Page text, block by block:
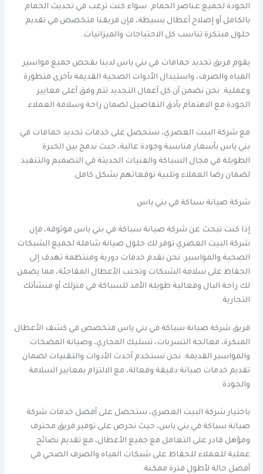
الجودة لجميع عناصر الحمام. سواء كنت ترغب في تحديث الحمام
بالكامل أو إصلاح أعطال بسيطة، فإن فريقنا متخصص في تقديم
حلول مبتكرة تناسب كل الاحتياجات والميزانيات.
يقوم فريق تجديد حمامات في بني ياس لدينا بفحص جميع مواسير
المياه والصرف، واستبدال الأدوات الصحية القديمة بأخرى متطورة
وعملية. نحن نضمن أن كل أعمال التجديد تتم وفق أعلى معايير
الجودة مع الاهتمام بأدق التفاصيل لضمان راحة وسلامة العملاء.
مع شركة البيت العصري، ستحصل على خدمات تجديد حمامات في
بني ياس بأسعار مناسبة وجودة عالية، حيث ندمج بين الخبرة
الطويلة في مجال السباكة والفنيات الحديثة في التصميم والتنفيذ
لضمان رضا العملاء وتلبية توقعاتهم بشكل كامل.
شركة صيانة سباكة في بني ياس
إذا كنت تبحث عن شركة صيانة سباكة في بني ياس موثوقة، فإن
شركة البيت العصري توفر لك حلول صيانة شاملة لجميع الشبكات
الصحية والمواسير. نحن نقدم خدمات دورية ومنتظمة تهدف إلى
الحفاظ على سلامة الشبكات وتجنب الأعطال المفاجئة، مما يضمن
لك راحة البال وفعالية طويلة الأمد للسباكة في منزلك أو منشأتك
التجارية.
فريق شركة صيانة سباكة في بني ياس متخصص في كشف الأعطال
المبكرة، معالجة التسربات، تسليك المجاري، وصيانة المضخات
والمواسير القديمة. نحن نستخدم أحدث الأدوات والتقنيات لضمان
تقديم خدمات صيانة دقيقة وفعالة، مع الالتزام بمعايير السلامة
والجودة.
باختيار شركة البيت العصري، ستحصل على أفضل خدمات شركة
صيانة سباكة في بني ياس، حيث نحرص على توفير فريق محترف
ومؤهل قادر على التعامل مع جميع الأعطال، مع تقديم نصائح
عملية للعملاء للحفاظ على شبكات المياه والصرف الصحي في
أفضل حالة لأطول فترة ممكنة.